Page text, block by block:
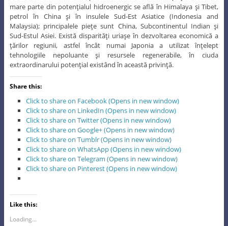
mare parte din potenţialul hidroenergic se află în Himalaya şi Tibet,
petrol în China şi în insulele Sud-Est Asiatice (Indonesia and
Malaysia); principalele pieţe sunt China, Subcontinentul Indian şi
Sud-Estul Asiei. Există disparităţi uriaşe în dezvoltarea economică a
ţărilor regiunii, astfel încât numai Japonia a utilizat înţelept
tehnologiile nepoluante şi resursele regenerabile, în ciuda
extraordinarului potenţial existând în această privinţă.
Share this:
Click to share on Facebook (Opens in new window)
Click to share on LinkedIn (Opens in new window)
Click to share on Twitter (Opens in new window)
Click to share on Google+ (Opens in new window)
Click to share on Tumblr (Opens in new window)
Click to share on WhatsApp (Opens in new window)
Click to share on Telegram (Opens in new window)
Click to share on Pinterest (Opens in new window)
Like this:
Loading...